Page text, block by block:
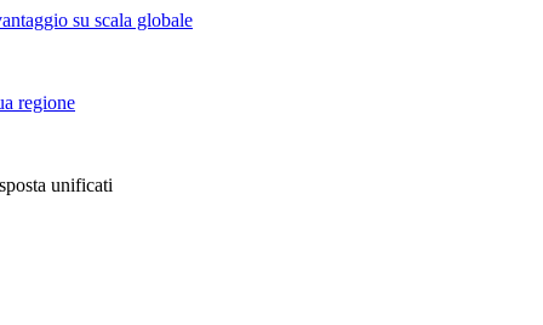
su scala globale
regione
unificati